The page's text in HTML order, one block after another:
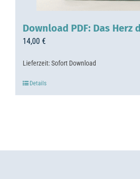
Download PDF: Das Herz
14,00 €
Lieferzeit:Sofort Download
Details